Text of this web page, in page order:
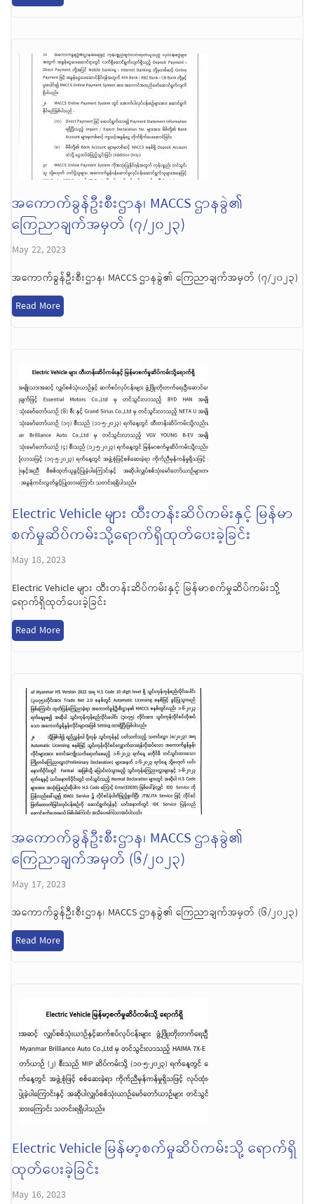
အကောက်ခွန်ဦးစီးဌာန၊ MACCS ဌာနခွဲ၏
ကြေညာချက်အမှတ် (၇/၂၀၂၃)
May 22, 2023
အကောက်ခွန်ဦးစီးဌာန၊ MACCS ဌာနခွဲ၏ ကြေညာချက်အမှတ် (၇/၂၀၂၃)
Read More
Electric Vehicle များ ထီးတန်းဆိပ်ကမ်းနှင့် မြန်မာ
စက်မှုဆိပ်ကမ်းသို့ရောက်ရှိထုတ်ပေးခဲ့ခြင်း
May 18, 2023
Electric Vehicle များ ထီးတန်းဆိပ်ကမ်းနှင့် မြန်မာစက်မှုဆိပ်ကမ်းသို့
ရောက်ရှိထုတ်ပေးခဲ့ခြင်း
Read More
အကောက်ခွန်ဦးစီးဌာန၊ MACCS ဌာနခွဲ၏
ကြေညာချက်အမှတ် (၆/၂၀၂၃)
May 17, 2023
အကောက်ခွန်ဦးစီးဌာန၊ MACCS ဌာနခွဲ၏ ကြေညာချက်အမှတ် (၆/၂၀၂၃)
Read More
Electric Vehicle မြန်မာ့စက်မှုဆိပ်ကမ်းသို့ ရောက်ရှိ
ထုတ်ပေးခဲ့ခြင်း
May 16, 2023